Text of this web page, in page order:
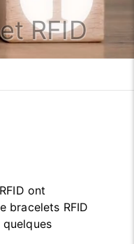
RFID
ont
bracelets RFID